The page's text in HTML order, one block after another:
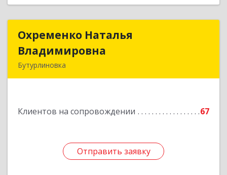
Охременко Наталья
Владимировна
Бутурлиновка
Клиентов на сопровождении 67
Отправить заявку
Охременко Наталья
Отправить заявку